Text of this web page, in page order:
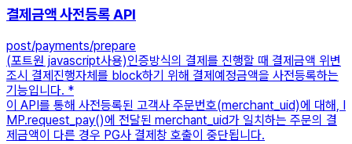
결제금액 사전등록 API
post/payments/prepare
(포트원 javascript사용)인증방식의 결제를 진행할 때 결제금액 위변
조시 결제진행자체를 block하기 위해 결제예정금액을 사전등록하는
기능입니다. *
이 API를 통해 사전등록된 고객사 주문번호(merchant_uid)에 대해, I
MP.request_pay()에 전달된 merchant_uid가 일치하는 주문의 결
제금액이 다른 경우 PG사 결제창 호출이 중단됩니다.